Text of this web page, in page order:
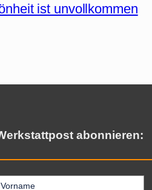
ist unvollkommen
abonnieren: